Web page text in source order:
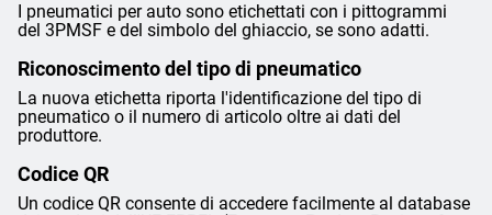
I pneumatici per auto sono etichettati con i pittogrammi
del 3PMSF e del simbolo del ghiaccio, se sono adatti.
Riconoscimento del tipo di pneumatico
La nuova etichetta riporta l'identificazione del tipo di
pneumatico o il numero di articolo oltre ai dati del
produttore.
Codice QR
Un codice QR consente di accedere facilmente al database